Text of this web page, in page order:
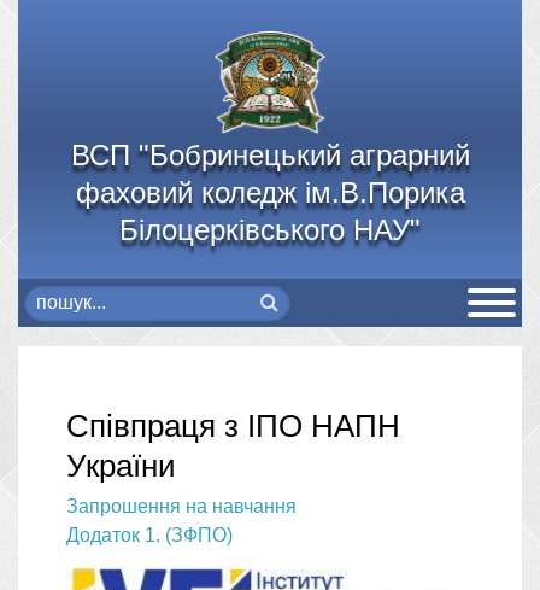
ВСП "Бобринецький аграрний
фаховий коледж ім.В.Порика
Білоцерківського НАУ"
Співпраця з ІПО НАПН
України
Запрошення на навчання
Додаток 1. (ЗФПО)